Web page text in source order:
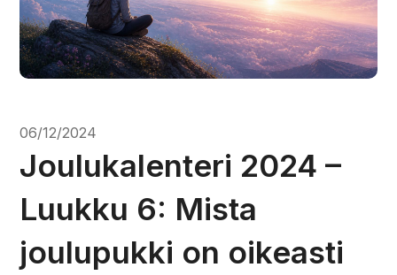
06/12/2024
Joulukalenteri 2024 –
Luukku 6: Mista
joulupukki on oikeasti